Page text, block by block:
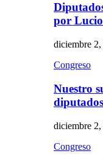
por
diciembre
Congreso
Nuestro
diciembre
Congreso